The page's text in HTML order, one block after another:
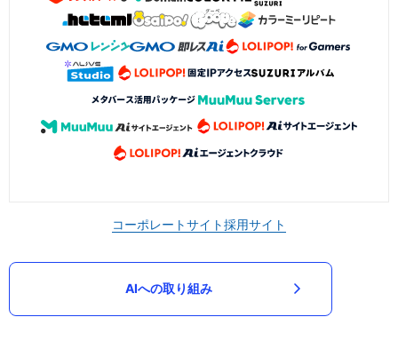
コーポレートサイト採用サイト
AIへの取り組み